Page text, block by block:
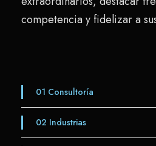
competencia y fidelizar a
01 Consultoría
02 Industrias